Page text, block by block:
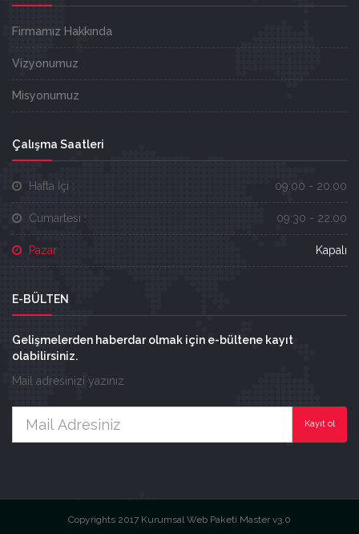
Firmamız Hakkında
Vizyonumuz
Misyonumuz
Çalışma Saatleri
Hafta İçi : 09:00 - 20:00
Cumartesi : 09:30 - 22:00
Pazar Kapalı
E-BÜLTEN
Gelişmelerden haberdar olmak için e-bültene kayıt
olabilirsiniz.
Mail adresinizi yazınız
Kayıt ol
Copyrights 2017 Kurumsal Web Paketi Master v3.0